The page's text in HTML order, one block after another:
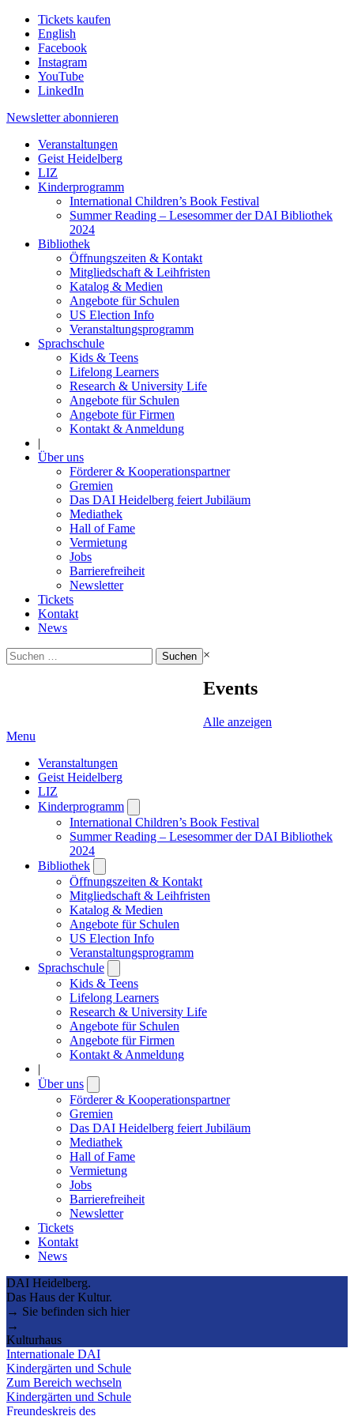
Tickets kaufen
English
Facebook
Instagram
YouTube
LinkedIn
Newsletter abonnieren
Veranstaltungen
Geist Heidelberg
LIZ
Kinderprogramm
International Children’s Book Festival
Summer Reading – Lesesommer der DAI Bibliothek
2024
Bibliothek
Öffnungszeiten & Kontakt
Mitgliedschaft & Leihfristen
Katalog & Medien
Angebote für Schulen
US Election Info
Veranstaltungsprogramm
Sprachschule
Kids & Teens
Lifelong Learners
Research & University Life
Angebote für Schulen
Angebote für Firmen
Kontakt & Anmeldung
|
Über uns
Förderer & Kooperationspartner
Gremien
Das DAI Heidelberg feiert Jubiläum
Mediathek
Hall of Fame
Vermietung
Jobs
Barrierefreiheit
Newsletter
Tickets
Kontakt
News
Suchen
nach:
×
Events
Alle anzeigen
Menu
Veranstaltungen
Geist Heidelberg
LIZ
Kinderprogramm
submenu
International Children’s Book Festival
Summer Reading – Lesesommer der DAI Bibliothek
2024
Bibliothek
submenu
Öffnungszeiten & Kontakt
Mitgliedschaft & Leihfristen
Katalog & Medien
Angebote für Schulen
US Election Info
Veranstaltungsprogramm
Sprachschule
submenu
Kids & Teens
Lifelong Learners
Research & University Life
Angebote für Schulen
Angebote für Firmen
Kontakt & Anmeldung
|
Über uns
submenu
Förderer & Kooperationspartner
Gremien
Das DAI Heidelberg feiert Jubiläum
Mediathek
Hall of Fame
Vermietung
Jobs
Barrierefreiheit
Newsletter
Tickets
Kontakt
News
DAI Heidelberg.
Das Haus der Kultur.
→ Sie befinden sich hier
→
Kulturhaus
Internationale DAI
Kindergärten und Schule
Zum Bereich wechseln
Kindergärten und Schule
Freundeskreis des